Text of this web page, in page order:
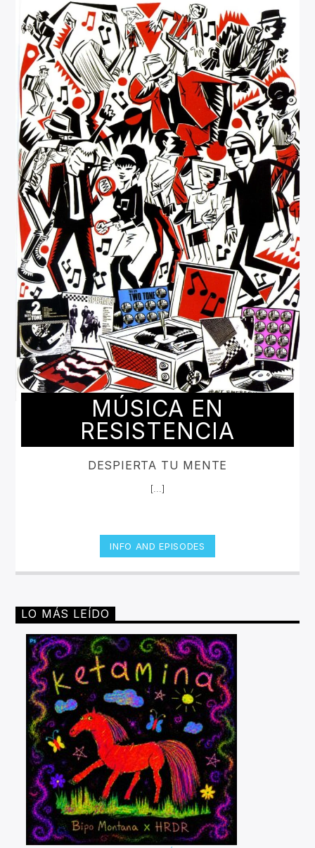
MÚSICA EN
RESISTENCIA
DESPIERTA TU MENTE
[...]
INFO AND EPISODES
LO MÁS LEÍDO